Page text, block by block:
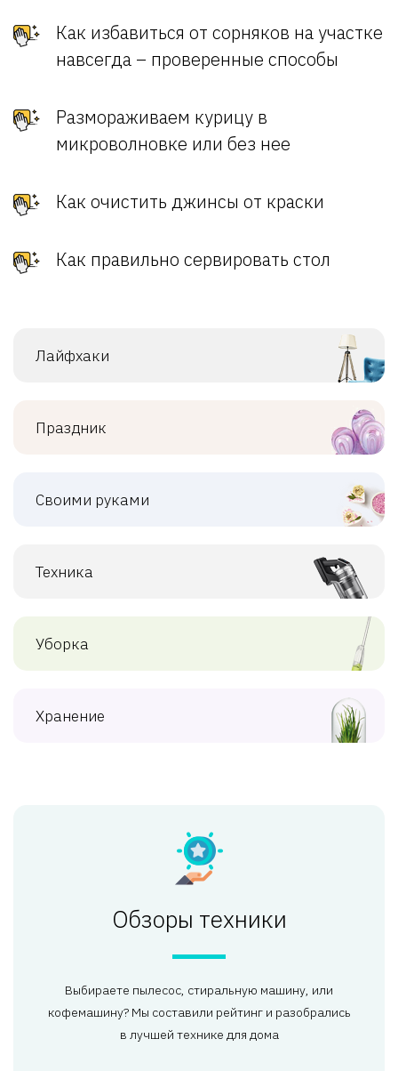
Как избавиться от сорняков на участке
навсегда – проверенные способы
Размораживаем курицу в
микроволновке или без нее
Как очистить джинсы от краски
Как правильно сервировать стол
Лайфхаки
Праздник
Своими руками
Техника
Уборка
Хранение
Обзоры техники
Выбираете пылесос, стиральную машину, или
кофемашину? Мы составили рейтинг и разобрались
в лучшей технике для дома